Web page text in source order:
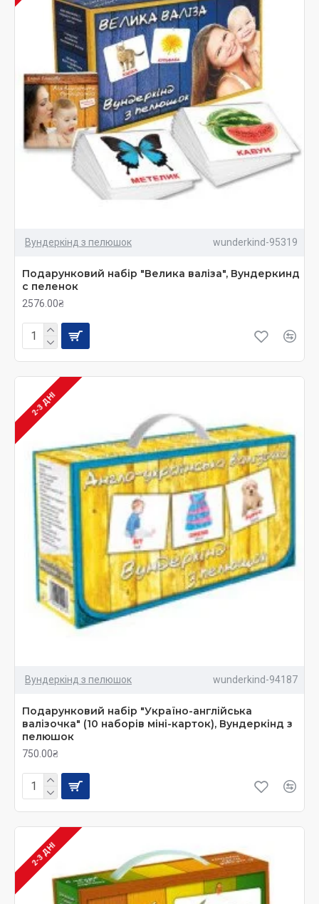
Вундеркінд з пелюшок wunderkind-95319
Подарунковий набiр "Велика валiза", Вундеркинд
с пеленок
2576.00₴
2-3 ДНІ
Вундеркінд з пелюшок wunderkind-94187
Подарунковий набір "Україно-англійська
валізочка" (10 наборів міні-карток), Вундеркінд з
пелюшок
750.00₴
2-3 ДНІ